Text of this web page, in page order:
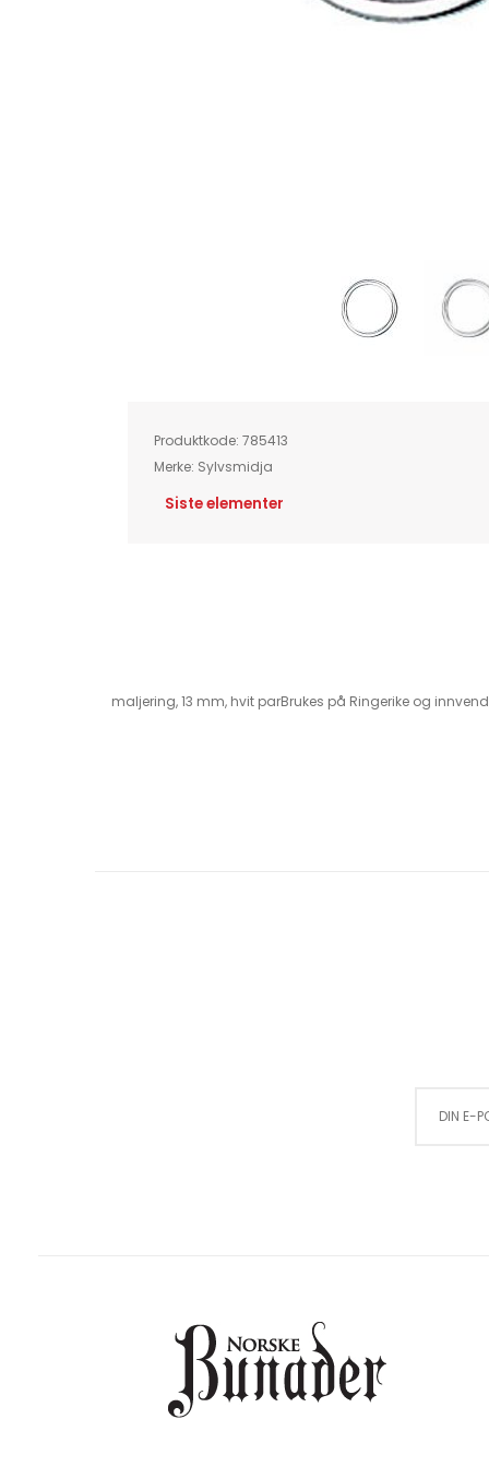
images
gallery
Produktkode: 785413
Merke: Sylvsmidja
Siste elementer
maljering, 13 mm, hvit parBrukes på Ringerike og